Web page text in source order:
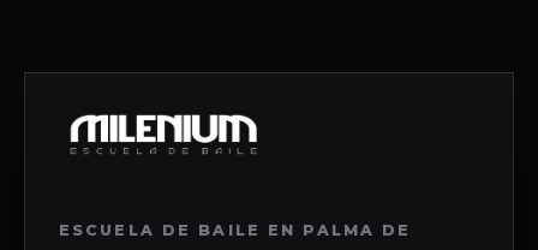
ESCUELA DE BAILE EN PALMA DE